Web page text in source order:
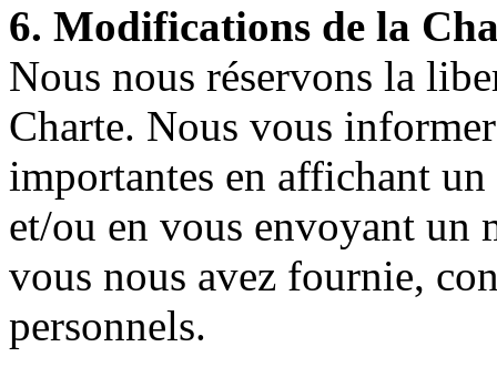
6. Modifications de la
Nous nous réservons la
Charte. Nous vous
importantes en affichant
et/ou en vous envoyant un
vous nous avez fournie,
personnels.